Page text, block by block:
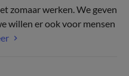
zomaar werken. We geven
willen er ook voor mensen